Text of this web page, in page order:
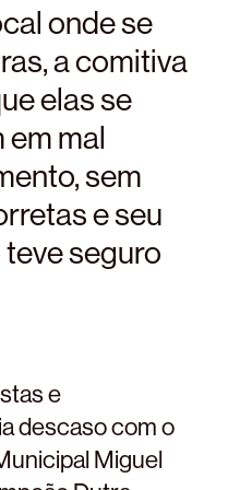
onde se
a comitiva
elas se
mal
sem
e seu
seguro
e
descaso com o
Miguel